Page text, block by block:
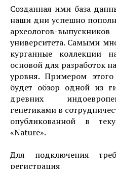
Созданная ими база
наши дни успешно
археологов-
университета. Самыми
курганные коллекции
основой для разработок
уровня. Примером
будет обзор одной из
древних
генетиками в
опубликованной в
«Nature».
Для подключения
регистрация